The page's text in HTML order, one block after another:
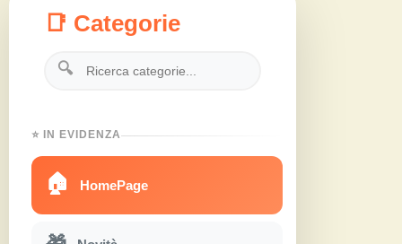
📑 Categorie
🔍
⭐ IN EVIDENZA
🏠 HomePage